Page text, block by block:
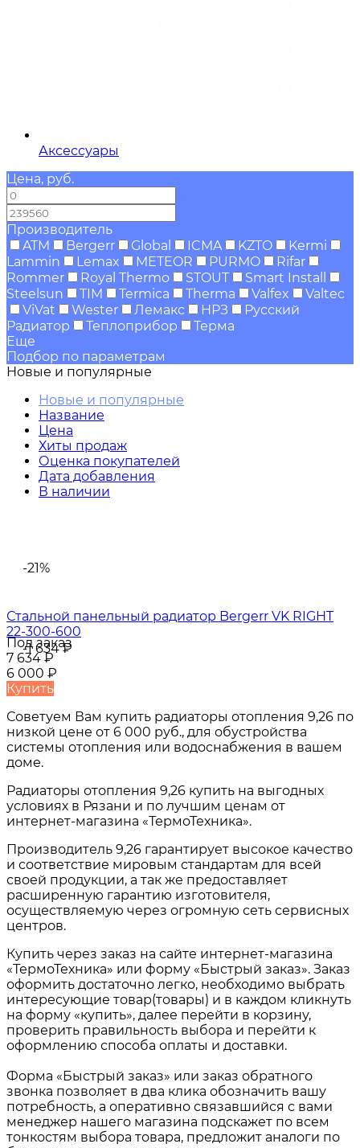
Аксессуары
Цена, руб.
Производитель
ATM
Bergerr Global ICMA KZTO
Kermi
Lammin
Lemax METEOR PURMO
Rifar
Rommer
Royal Thermo STOUT
Smart Install
Steelsun
TIM Termica Therma Valfex
Valtec
ViVat
Wester Лемакс НРЗ
Русский
Радиатор
Теплоприбор
Терма
Еще
Подбор по параметрам
Новые и популярные
Новые и популярные
Название
Цена
Хиты продаж
Оценка покупателей
Дата добавления
В наличии
-21%
-1 634₽
Стальной панельный радиатор Bergerr VK RIGHT
22-300-600
Под заказ
7 634₽
6 000 ₽
Купить
Советуем Вам купить радиаторы отопления 9,26 по
низкой цене от 6 000 руб., для обустройства
системы отопления или водоснабжения в вашем
доме.
Радиаторы отопления 9,26 купить на выгодных
условиях в Рязани и по лучшим ценам от
интернет-магазина «ТермоТехника».
Производитель 9,26 гарантирует высокое качество
и соответствие мировым стандартам для всей
своей продукции, а так же предоставляет
расширенную гарантию изготовителя,
осуществляемую через огромную сеть сервисных
центров.
Купить через заказ на сайте интернет-магазина
«ТермоТехника» или форму «Быстрый заказ». Заказ
оформить достаточно легко, необходимо выбрать
интересующие товар(товары) и в каждом кликнуть
на форму «купить», далее перейти в корзину,
проверить правильность выбора и перейти к
оформлению способа оплаты и доставки.
Форма «Быстрый заказ» или заказ обратного
звонка позволяет в два клика обозначить вашу
потребность, а оперативно связавшийся с вами
менеджер нашего магазина подскажет по всем
тонкостям выбора товара, предложит аналоги по